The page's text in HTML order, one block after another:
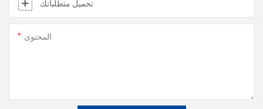
تحميل متطلباتك
المحتوى